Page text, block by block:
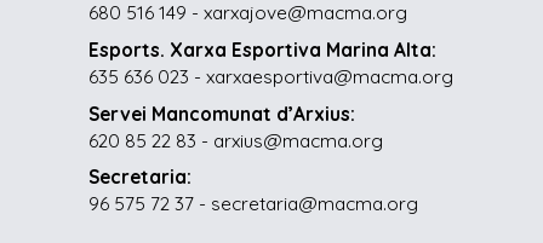
680 516 149 - xarxajove@macma.org
Esports. Xarxa Esportiva Marina Alta:
635 636 023 - xarxaesportiva@macma.org
Servei Mancomunat d’Arxius:
620 85 22 83 - arxius@macma.org
Secretaria:
96 575 72 37 - secretaria@macma.org